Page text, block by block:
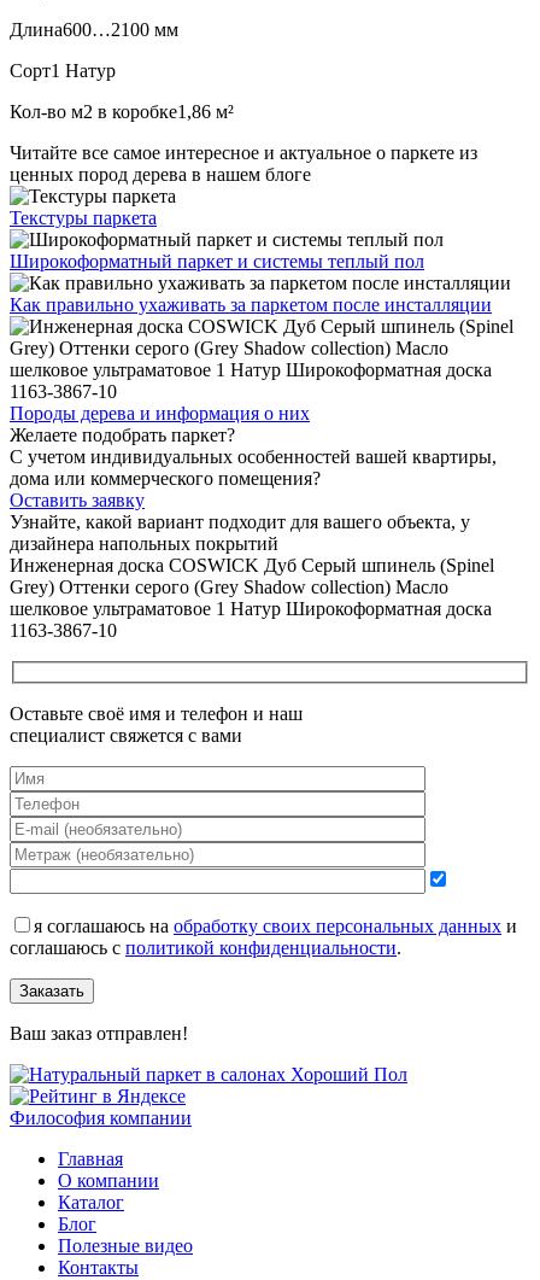
Длина600…2100 мм
Сорт1 Натур
Кол-во м2 в коробке1,86 м²
Читайте все самое интересное и актуальное о паркете из
ценных пород дерева в нашем блоге
Текстуры паркета
Широкоформатный паркет и системы теплый пол
Как правильно ухаживать за паркетом после инсталляции
Породы дерева и информация о них
Желаете подобрать паркет?
С учетом индивидуальных особенностей вашей квартиры,
дома или коммерческого помещения?
Оставить заявку
Узнайте, какой вариант подходит для вашего объекта, у
дизайнера напольных покрытий
Инженерная доска COSWICK Дуб Серый шпинель (Spinel
Grey) Оттенки серого (Grеy Shadow collection) Масло
шелковое ультраматовое 1 Натур Широкоформатная доска
1163-3867-10
Оставьте своё имя и телефон и наш
специалист свяжется с вами
я соглашаюсь на обработку своих персональных данных и
соглашаюсь с политикой конфиденциальности.
Заказать
Ваш заказ отправлен!
Философия компании
Главная
О компании
Каталог
Блог
Полезные видео
Контакты